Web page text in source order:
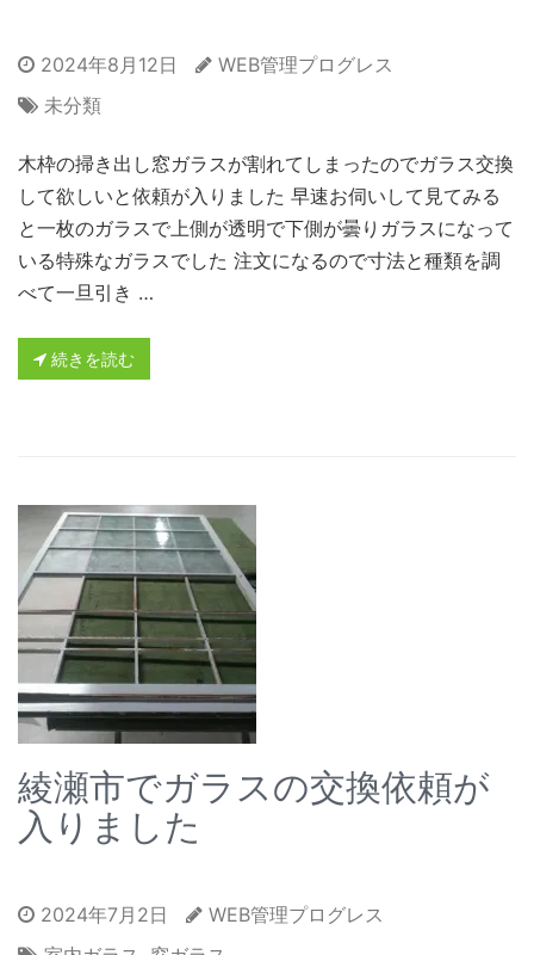
2024年8月12日
WEB管理プログレス
未分類
木枠の掃き出し窓ガラスが割れてしまったのでガラス交換
して欲しいと依頼が入りました 早速お伺いして見てみる
と一枚のガラスで上側が透明で下側が曇りガラスになって
いる特殊なガラスでした 注文になるので寸法と種類を調
べて一旦引き …
続きを読む
綾瀬市でガラスの交換依頼が
入りました
2024年7月2日
WEB管理プログレス